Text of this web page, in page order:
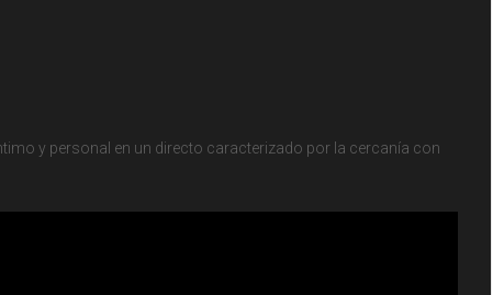
y personal en un directo caracterizado por la cercanía con